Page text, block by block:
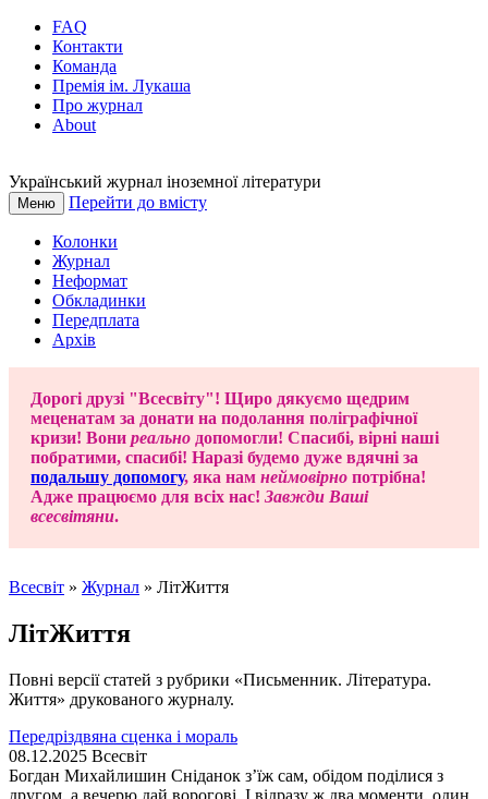
FAQ
Контакти
Команда
Премія ім. Лукаша
Про журнал
About
Український журнал іноземної літератури
Меню Перейти до вмісту
Колонки
Журнал
Неформат
Обкладинки
Передплата
Архів
Дорогі друзі "Всесвіту"! Щиро дякуємо щедрим
меценатам за донати на подолання поліграфічної
кризи! Вони реально допомогли! Спасибі, вірні наші
побратими, спасибі! Наразі будемо дуже вдячні за
подальшу допомогу, яка нам неймовірно потрібна!
Адже працюємо для всіх нас! Завжди Ваші
всесвітяни.
Всесвіт » Журнал » ЛітЖиття
ЛітЖиття
Повні версії статей з рубрики «Письменник. Література.
Життя» друкованого журналу.
Передріздвяна сценка і мораль
08.12.2025 Всесвіт
Богдан Михайлишин Сніданок з’їж сам, обідом поділися з